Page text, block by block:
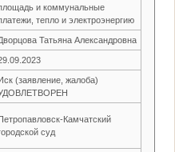
и коммунальные
тепло и электроэнергию
Татьяна Александровна
(заявление, жалоба)
Камчатский
суд